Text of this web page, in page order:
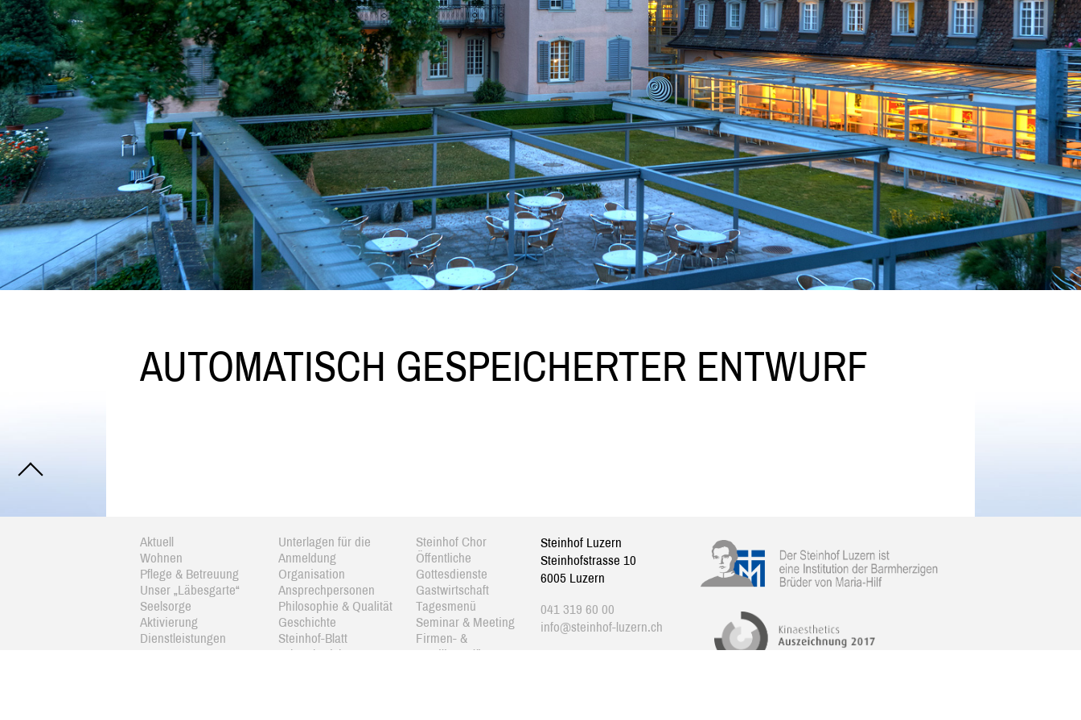
AUTOMATISCH GESPEICHERTER ENTWURF
Aktuell
Wohnen
Pflege & Betreuung
Unser „Läbesgarte“
Seelsorge
Aktivierung
Dienstleistungen
Unterlagen für die
Anmeldung
Organisation
Ansprechpersonen
Philosophie & Qualität
Geschichte
Steinhof-Blatt
Jahresbericht
Steinhof Chor
Öffentliche
Gottesdienste
Gastwirtschaft
Tagesmenü
Seminar & Meeting
Firmen- &
Familienanlässe
Steinhof Luzern
Steinhofstrasse 10
6005 Luzern
041 319 60 00
info@steinhof-luzern.ch